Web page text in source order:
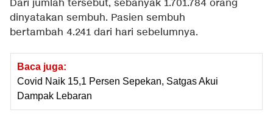
Dari jumlah tersebut, sebanyak 1.701.784 orang
dinyatakan sembuh. Pasien sembuh
bertambah 4.241 dari hari sebelumnya.
Baca juga:
Covid Naik 15,1 Persen Sepekan, Satgas Akui
Dampak Lebaran